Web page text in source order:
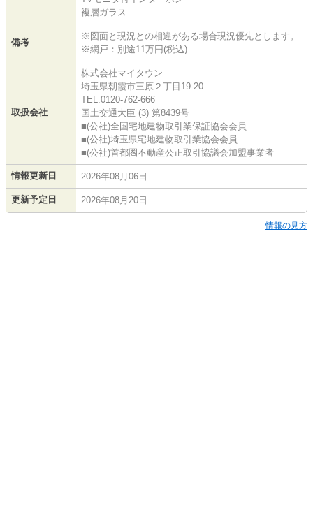
複層ガラス
備考
※図面と現況との相違がある場合現況優先とします。
※網戸：別途11万円(税込)
取扱会社
株式会社マイタウン
埼玉県朝霞市三原２丁目19-20
TEL:0120-762-666
国土交通大臣 (3) 第8439号
■(公社)全国宅地建物取引業保証協会会員
■(公社)埼玉県宅地建物取引業協会会員
■(公社)首都圏不動産公正取引協議会加盟事業者
情報更新日 2026年08月06日
更新予定日 2026年08月20日
情報の見方